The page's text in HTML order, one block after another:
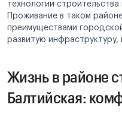
технологии
Проживание в таком
преимуществами
развитую инфраструктуру,
Жизнь в районе
Балтийская: